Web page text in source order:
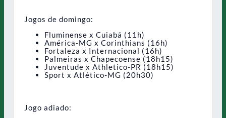
Jogos de domingo:
Fluminense x Cuiabá (11h)
América-MG x Corinthians (16h)
Fortaleza x Internacional (16h)
Palmeiras x Chapecoense (18h15)
Juventude x Athletico-PR (18h15)
Sport x Atlético-MG (20h30)
Jogo adiado: